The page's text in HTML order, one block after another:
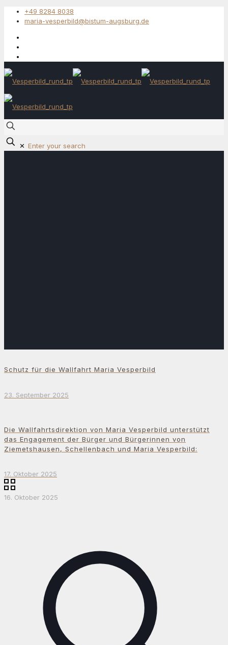
+49 8284 8038
maria-vesperbild@bistum-augsburg.de
✕
Schutz für die Wallfahrt Maria Vesperbild
23. September 2025
Die Wallfahrtsdirektion von Maria Vesperbild unterstützt
das Engagement der Bürger und Bürgerinnen von
Ziemetshausen, Schellenbach und Maria Vesperbild:
17. Oktober 2025
16. Oktober 2025